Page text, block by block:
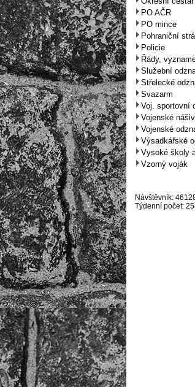
PO AČR
PO mince
Pohraniční
Policie
Řády,
Služební
Střelecké
Svazarm
Voj. sportovní
Vojenské
Vojenské
Výsadkářské
Vysoké školy
Vzorný voják
Návštěvník:
Týdenní počet: